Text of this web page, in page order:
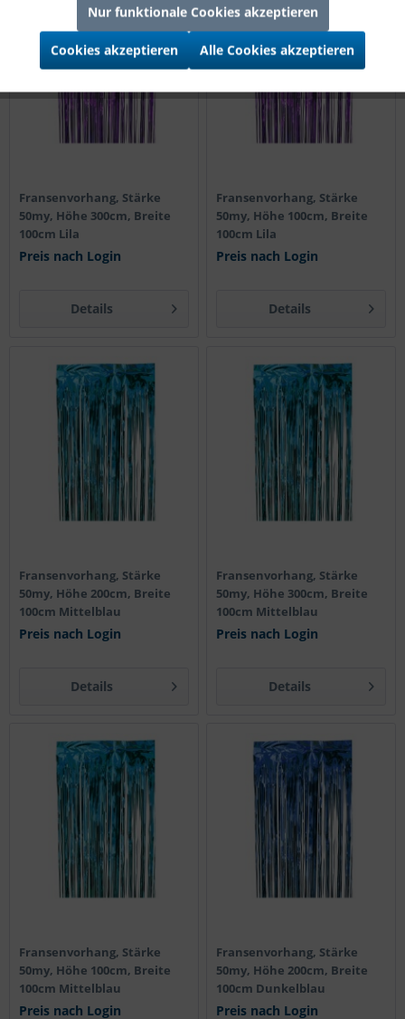
Fransenvorhang, Stärke
50my, Höhe 300cm, Breite
100cm Lila
Preis nach Login
Details
Fransenvorhang, Stärke
50my, Höhe 100cm, Breite
100cm Lila
Preis nach Login
Details
Fransenvorhang, Stärke
50my, Höhe 200cm, Breite
100cm Mittelblau
Preis nach Login
Details
Fransenvorhang, Stärke
50my, Höhe 300cm, Breite
100cm Mittelblau
Preis nach Login
Details
Fransenvorhang, Stärke
50my, Höhe 100cm, Breite
100cm Mittelblau
Preis nach Login
Fransenvorhang, Stärke
50my, Höhe 200cm, Breite
100cm Dunkelblau
Preis nach Login
Nur funktionale Cookies akzeptieren
Cookies akzeptieren Alle Cookies akzeptieren